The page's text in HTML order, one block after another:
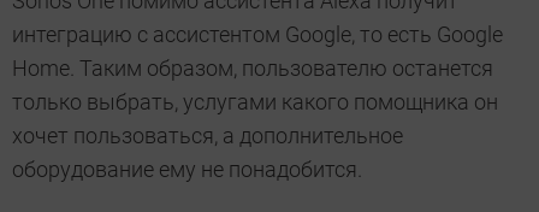
интеграцию с ассистентом Google, то есть Google
Home. Таким образом, пользователю останется
только выбрать, услугами какого помощника он
хочет пользоваться, а дополнительное
оборудование ему не понадобится.